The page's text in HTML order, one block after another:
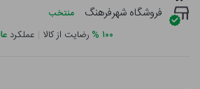
فروشگاه شهرفرهنگ منتخب
۱۰۰ % رضایت از کالا | عملکرد